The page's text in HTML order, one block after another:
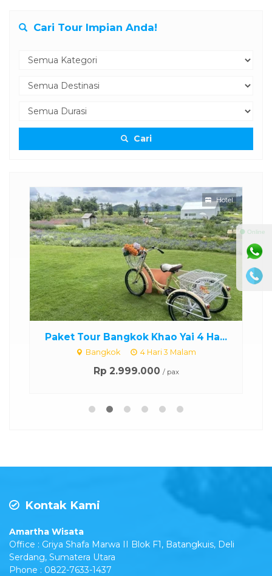
Cari Tour Impian Anda!
Cari
Paket Tour Bangkok Khao Yai 4 Ha...
Bangkok 4 Hari 3 Malam
Rp 2.999.000 / pax
Hotel
Kontak Kami
Amartha Wisata
Office : Griya Shafa Marwa II Blok F1, Batangkuis, Deli
Serdang, Sumatera Utara
Phone : 0822-7633-1437
⚫ Online